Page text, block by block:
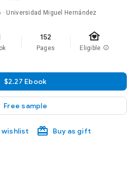
· Universidad Miguel Hernández
152
Pages
family_home
Eligible info
$2.27 Ebook
Free sample
wishlist Buy as gift